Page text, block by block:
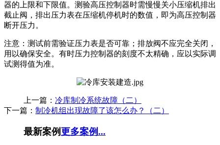
器的上限和下限值。测验高压控制器时需慢慢关小压缩机排出
截止阀，排出压力表在压缩机停机时的数值，即为高压控制器
断开压力。
注意：测试前需验证压力表是否可靠；排放阀不应完全关闭，
用以确保安全。有时压力控制器的刻度不太精确，应以实际调
试测得值为准。
上一篇： 冷库制冷系统故障（二）
下一篇： 制冷机组出现故障了该怎么办？（二）
最新案例更多案例...